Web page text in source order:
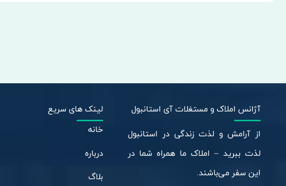
آژانس املاک و مستغلات آی استانبول
از آرامش و لذت زندگی در استانبول
لذت ببرید – املاک ما همراه شما در
این سفر می‌باشند.
لینک های سریع
خانه
درباره
بلاگ